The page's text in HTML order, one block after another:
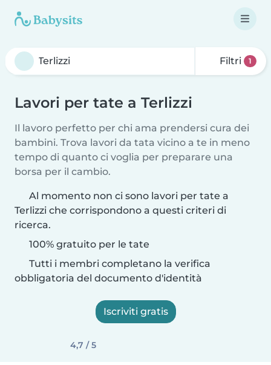
Filtri 1
Lavori per tate a Terlizzi
Il lavoro perfetto per chi ama prendersi cura dei
bambini. Trova lavori da tata vicino a te in meno
tempo di quanto ci voglia per preparare una
borsa per il cambio.
Al momento non ci sono lavori per tate a
Terlizzi che corrispondono a questi criteri di
ricerca.
100% gratuito per le tate
Tutti i membri completano la verifica
obbligatoria del documento d'identità
Iscriviti gratis
4,7 / 5